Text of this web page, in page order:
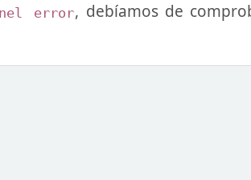
error, debíamos de